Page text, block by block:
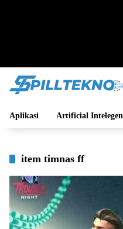
Aplikasi Artificial
item timnas ff